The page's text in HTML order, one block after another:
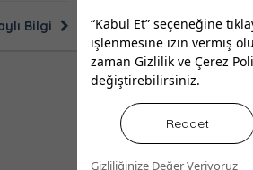
“Kabul Et” seçeneğine
işlenmesine izin vermiş
zaman Gizlilik ve Çerez
değiştirebilirsiniz.
Reddet
Gizliliğinize Değer Veriyoruz
Bilgi